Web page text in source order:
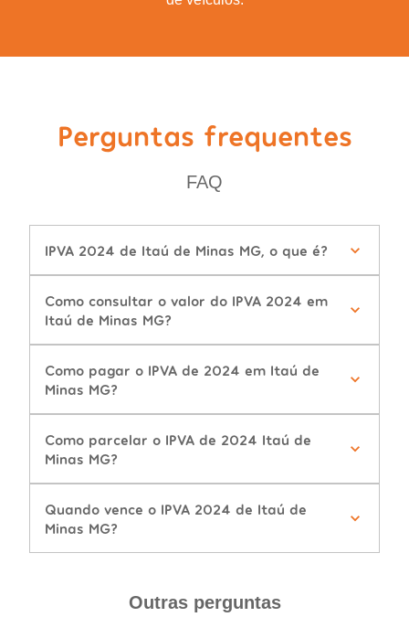
Perguntas frequentes
FAQ
IPVA 2024 de Itaú de Minas MG, o que é?
Como consultar o valor do IPVA 2024 em
Itaú de Minas MG?
Como pagar o IPVA de 2024 em Itaú de
Minas MG?
Como parcelar o IPVA de 2024 Itaú de
Minas MG?
Quando vence o IPVA 2024 de Itaú de
Minas MG?
Outras perguntas